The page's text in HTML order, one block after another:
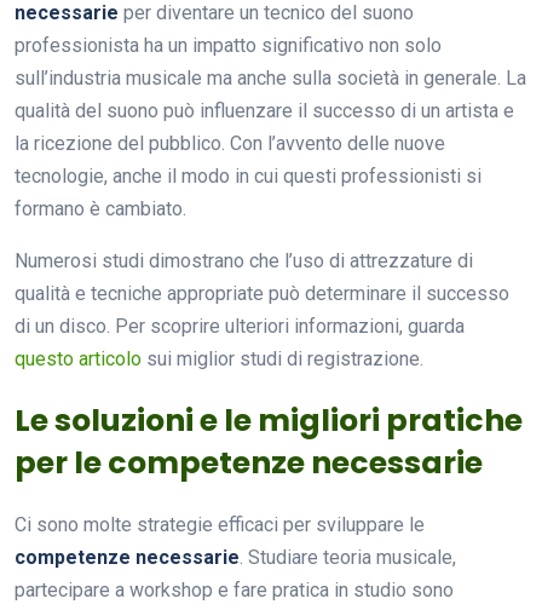
necessarie per diventare un tecnico del suono
professionista ha un impatto significativo non solo
sull’industria musicale ma anche sulla società in generale. La
qualità del suono può influenzare il successo di un artista e
la ricezione del pubblico. Con l’avvento delle nuove
tecnologie, anche il modo in cui questi professionisti si
formano è cambiato.
Numerosi studi dimostrano che l’uso di attrezzature di
qualità e tecniche appropriate può determinare il successo
di un disco. Per scoprire ulteriori informazioni, guarda
questo articolo sui miglior studi di registrazione.
Le soluzioni e le migliori pratiche
per le competenze necessarie
Ci sono molte strategie efficaci per sviluppare le
competenze necessarie. Studiare teoria musicale,
partecipare a workshop e fare pratica in studio sono